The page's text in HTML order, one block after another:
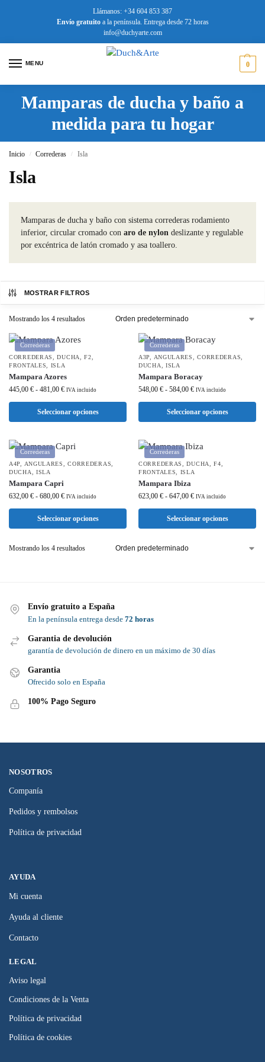
Llámanos: +34 604 853 387
Envío gratuitoa la península. Entrega desde 72 horas
info@duchyarte.com
MENU 0
Mamparas de ducha y baño a
medida para tu hogar
Inicio / Correderas / Isla
Isla
Mamparas de ducha y baño con sistema correderas rodamiento
inferior, circular cromado con aro de nylon deslizante y regulable
por excéntrica de latón cromado y asa toallero.
MOSTRAR FILTROS
Mostrando los 4 resultados
Correderas
CORREDERAS ,DUCHA ,F2
FRONTALES
ISLA
Mampara Azores
445,00 € - 481,00 € IVA incluido
Seleccionar opciones
Correderas
A3P ANGULARES ,CORREDERAS
DUCHA
ISLA
Mampara Boracay
548,00 € - 584,00 € IVA incluido
Seleccionar opciones
Correderas
A4P ANGULARES ,CORREDERAS
DUCHA
ISLA
Mampara Capri
632,00 € - 680,00 € IVA incluido
Seleccionar opciones
Correderas
CORREDERAS ,DUCHA ,F4
FRONTALES
ISLA
Mampara Ibiza
623,00 € - 647,00 € IVA incluido
Seleccionar opciones
Mostrando los 4 resultados
Envío gratuito a España
En la península entrega desde 72 horas
Garantia de devolución
garantía de devolución de dinero en un máximo de 30 días
Garantia
Ofrecido solo en España
100% Pago Seguro
NOSOTROS
Companía
Pedidos y rembolsos
Política de privacidad
AYUDA
Mi cuenta
Ayuda al cliente
Contacto
LEGAL
Aviso legal
Condiciones de la Venta
Política de privacidad
Política de cookies